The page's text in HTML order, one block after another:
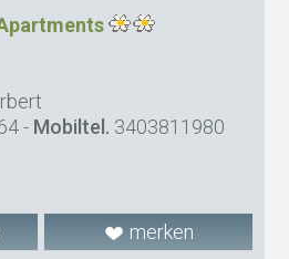
- Mobiltel. 3403811980
merken